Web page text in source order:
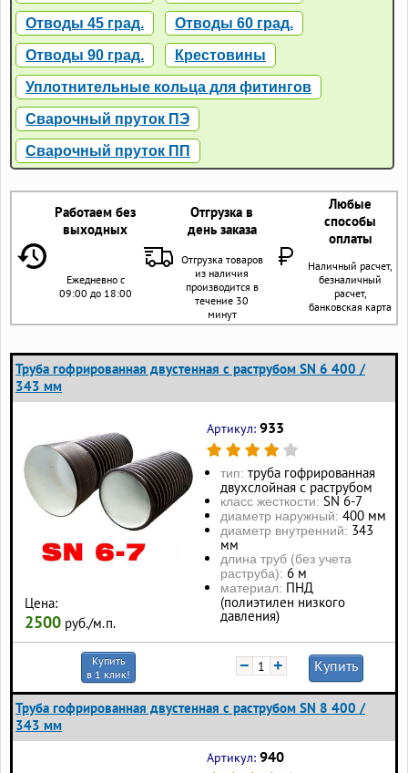
Отводы 45 град. Отводы 60 град.
Отводы 90 град. Крестовины
Уплотнительные кольца для фитингов
Сварочный пруток ПЭ
Сварочный пруток ПП
Работаем без
выходных
Отгрузка в
день заказа
Любые
способы
оплаты
Ежедневно с
09:00 до 18:00
Отгрузка товаров
из наличия
производится в
течение 30
минут
Наличный расчет,
безналичный
расчет,
банковская карта
Труба гофрированная двустенная с раструбом SN 6 400 /
343 мм
Цена:
2500 руб./м.п.
Артикул: 933
тип: труба гофрированная
двухслойная с раструбом
класс жесткости: SN 6-7
диаметр наружный: 400 мм
диаметр внутренний: 343
мм
длина труб (без учета
раструба): 6 м
материал: ПНД
(полиэтилен низкого
давления)
Купить
в 1 клик!
− + Купить
Труба гофрированная двустенная с раструбом SN 8 400 /
343 мм
Артикул: 940